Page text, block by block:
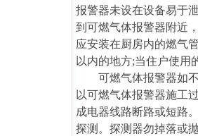
报警器未设在设备易于
到可燃气体报警器附近
应安装在厨房内的燃气
以内的地方;当住户使用
可燃气体报警器如不
以可燃气体报警器施工
成电器线路断路或短路
探测。探测器勿掉落或